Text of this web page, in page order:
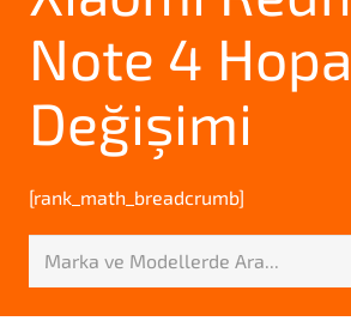
Note 4
Değişimi
[rank_math_breadcrumb]